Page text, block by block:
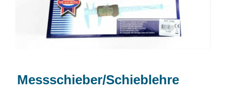
Messschieber/Schieblehre